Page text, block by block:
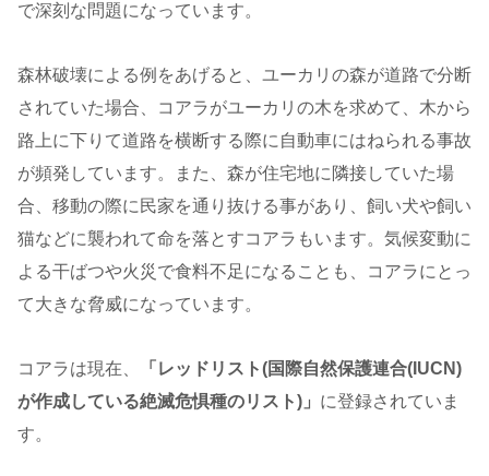
で深刻な問題になっています。
森林破壊による例をあげると、ユーカリの森が道路で分断
されていた場合、コアラがユーカリの木を求めて、木から
路上に下りて道路を横断する際に自動車にはねられる事故
が頻発しています。また、森が住宅地に隣接していた場
合、移動の際に民家を通り抜ける事があり、飼い犬や飼い
猫などに襲われて命を落とすコアラもいます。気候変動に
よる干ばつや火災で食料不足になることも、コアラにとっ
て大きな脅威になっています。
コアラは現在、
「レッドリスト(国際自然保護連合(IUCN)
が作成している絶滅危惧種のリスト)」 に登録されていま
す。